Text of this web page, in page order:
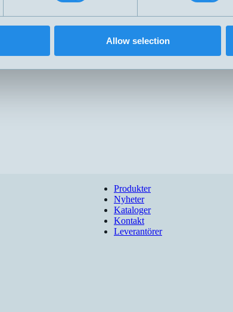
Allow selection
Produkter
Nyheter
Kataloger
Kontakt
Leverantörer